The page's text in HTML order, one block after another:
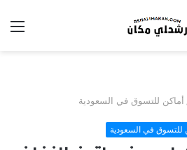
أماكن للتسوق في السعودية
للتسوق في السعودية